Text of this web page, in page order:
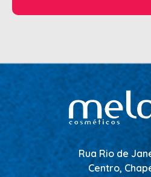
Rua Rio de
Centro,